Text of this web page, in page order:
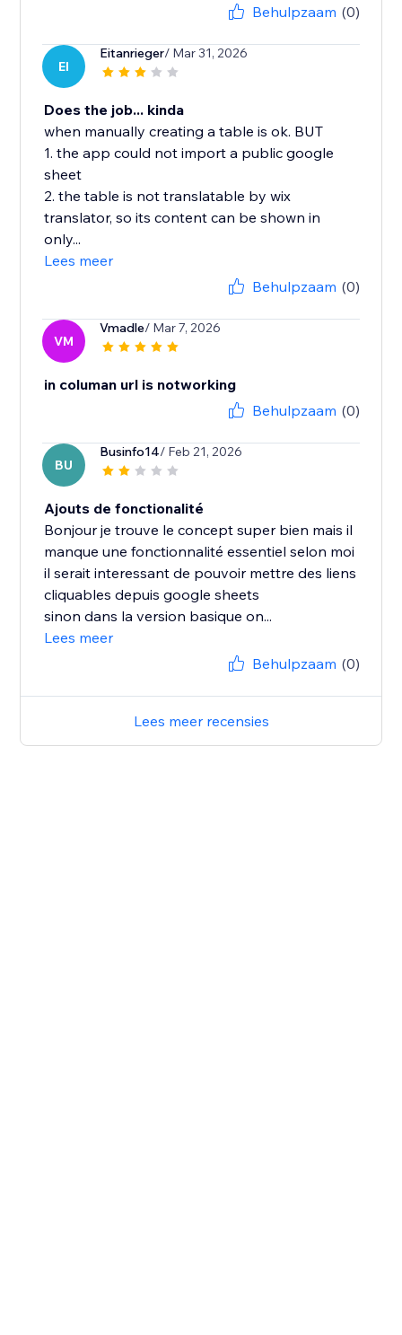
Behulpzaam (0)
EI
Eitanrieger/ Mar 31, 2026
Does the job... kinda
when manually creating a table is ok. BUT
1. the app could not import a public google
sheet
2. the table is not translatable by wix
translator, so its content can be shown in
only...
Lees meer
Behulpzaam (0)
VM
Vmadle/ Mar 7, 2026
in columan url is notworking
Behulpzaam (0)
BU
Businfo14/ Feb 21, 2026
Ajouts de fonctionalité
Bonjour je trouve le concept super bien mais il
manque une fonctionnalité essentiel selon moi
il serait interessant de pouvoir mettre des liens
cliquables depuis google sheets
sinon dans la version basique on...
Lees meer
Behulpzaam (0)
Lees meer recensies